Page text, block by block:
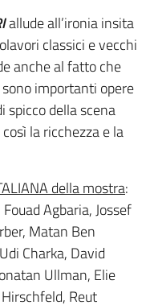
allude all’ironia insita
classici e vecchi
anche al fatto che
importanti opere
spicco della scena
la ricchezza e la
della mostra:
Agbaria, Jossef
Matan Ben
Charka, David
Ullman, Elie
Reut